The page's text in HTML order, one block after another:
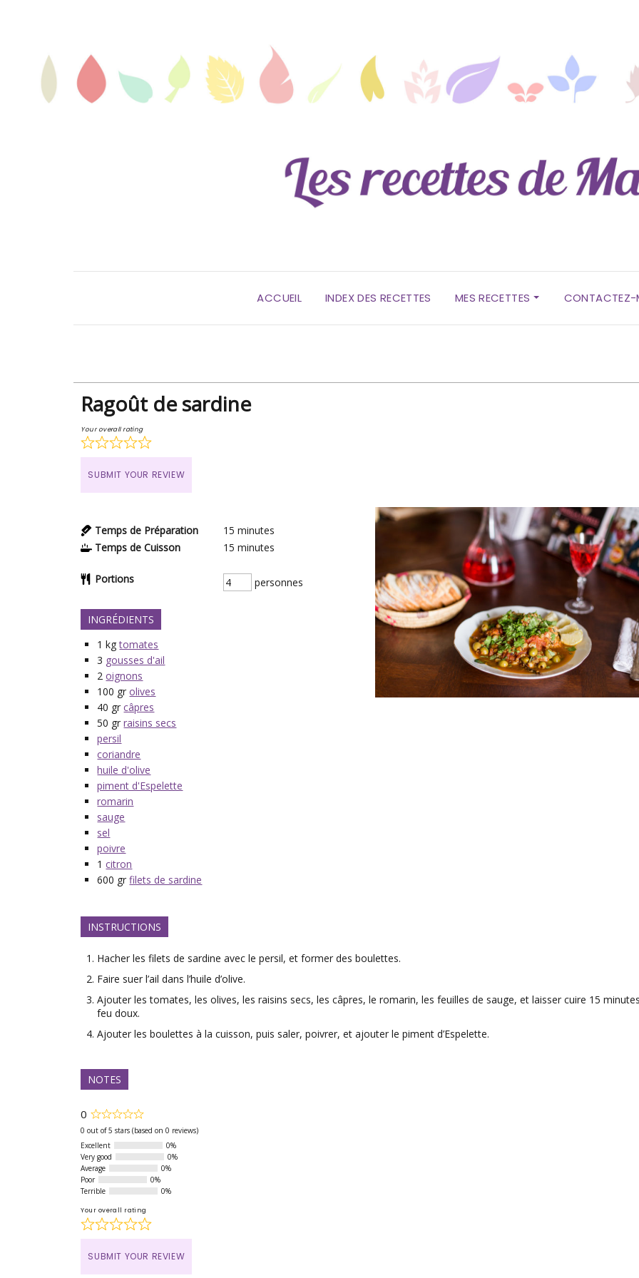
ACCUEIL INDEX DES RECETTES MES RECETTES CONTACTEZ-
Ragoût de sardine
Your overall rating
SUBMIT YOUR REVIEW
Temps de Préparation 15 minutes
Temps de Cuisson
15 minutes
Portions personnes
INGRÉDIENTS
1 kg tomates
3 gousses d'ail
2 oignons
100 gr olives
40 gr câpres
50 gr raisins secs
persil
coriandre
huile d'olive
piment d'Espelette
romarin
sauge
sel
poivre
1 citron
600 gr filets de sardine
INSTRUCTIONS
Hacher les filets de sardine avec le persil, et former des boulettes.
Faire suer l’ail dans l’huile d’olive.
Ajouter les tomates, les olives, les raisins secs, les câpres, le romarin, les feuilles de sauge, et laisser cuire 15
feu doux.
Ajouter les boulettes à la cuisson, puis saler, poivrer, et ajouter le piment d’Espelette.
NOTES
0
Rated
0
of
5
0 out of 5 stars (based on 0 reviews)
Excellent
0%
Very good
0%
Average
0%
Poor
0%
Terrible
0%
Your overall rating
SUBMIT YOUR REVIEW